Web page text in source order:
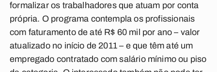
formalizar os trabalhadores que atuam por conta
própria. O programa contempla os profissionais
com faturamento de até R$ 60 mil por ano – valor
atualizado no início de 2011 – e que têm até um
empregado contratado com salário mínimo ou piso